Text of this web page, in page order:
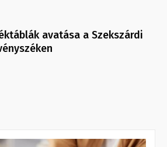
avatása a Szekszárdi